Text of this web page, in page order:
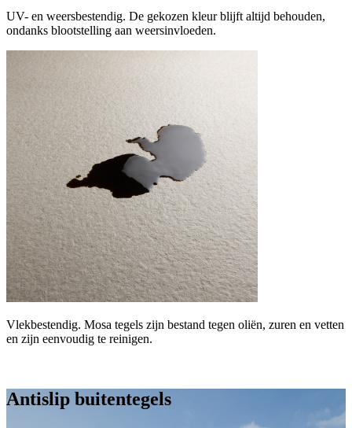
UV- en weersbestendig. De gekozen kleur blijft altijd behouden,
ondanks blootstelling aan weersinvloeden.
Vlekbestendig. Mosa tegels zijn bestand tegen oliën, zuren en vetten
en zijn eenvoudig te reinigen.
Antislip buitentegels